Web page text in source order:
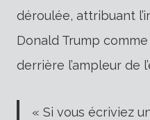
déroulée, attribuant
Donald Trump
derrière l’ampleur de
« Si vous écriviez